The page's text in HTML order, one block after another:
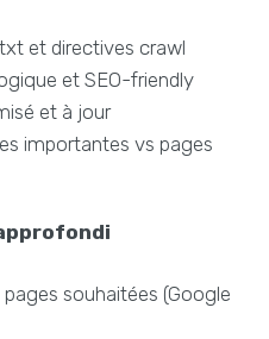
et directives crawl
et SEO-friendly
et à jour
importantes vs pages
souhaitées (Google